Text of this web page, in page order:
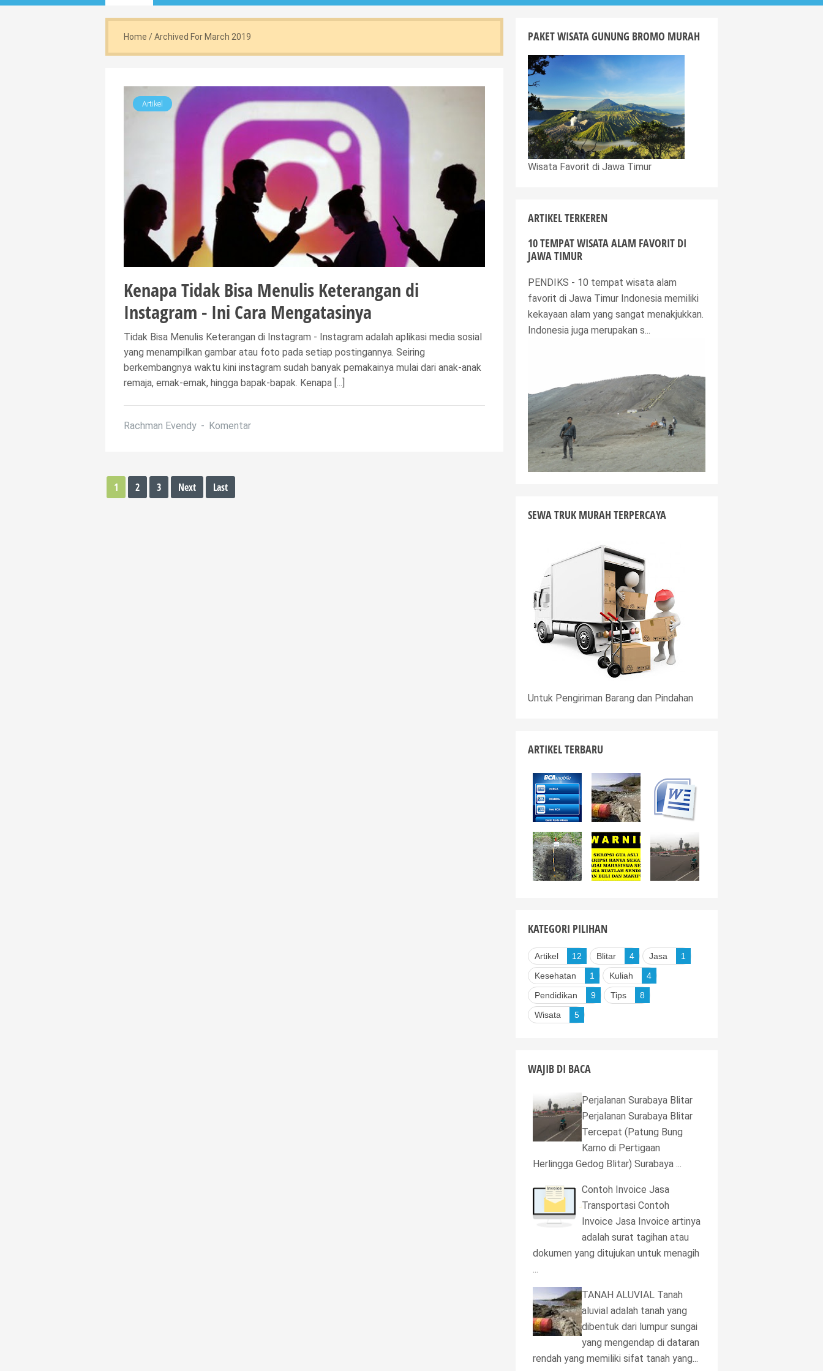
Home /Archived For March 2019
Kenapa Tidak Bisa Menulis Keterangan di
Instagram - Ini Cara Mengatasinya
Artikel
Tidak Bisa Menulis Keterangan di Instagram - Instagram adalah aplikasi media sosial
yang menampilkan gambar atau foto pada setiap postingannya. Seiring
berkembangnya waktu kini instagram sudah banyak pemakainya mulai dari anak-anak
remaja, emak-emak, hingga bapak-bapak. Kenapa [...]
Rachman Evendy Komentar
1 2 3 Next Last
PAKET WISATA GUNUNG BROMO MURAH
Wisata Favorit di Jawa Timur
ARTIKEL TERKEREN
10 TEMPAT WISATA ALAM FAVORIT DI
JAWA TIMUR
PENDIKS - 10 tempat wisata alam
favorit di Jawa Timur Indonesia memiliki
kekayaan alam yang sangat menakjukkan.
Indonesia juga merupakan s...
SEWA TRUK MURAH TERPERCAYA
Untuk Pengiriman Barang dan Pindahan
ARTIKEL TERBARU
KATEGORI PILIHAN
Artikel 12 Blitar 4 Jasa
1
Kesehatan
1 Kuliah
4
Pendidikan
9 Tips
8
Wisata
5
WAJIB DI BACA
Perjalanan Surabaya Blitar
Perjalanan Surabaya Blitar
Tercepat (Patung Bung
Karno di Pertigaan
Herlingga Gedog Blitar) Surabaya ...
Contoh Invoice Jasa
Transportasi Contoh
Invoice Jasa Invoice artinya
adalah surat tagihan atau
dokumen yang ditujukan untuk menagih
TANAH ALUVIAL Tanah
aluvial adalah tanah yang
dibentuk dari lumpur sungai
yang mengendap di dataran
rendah yang memiliki sifat tanah yang...